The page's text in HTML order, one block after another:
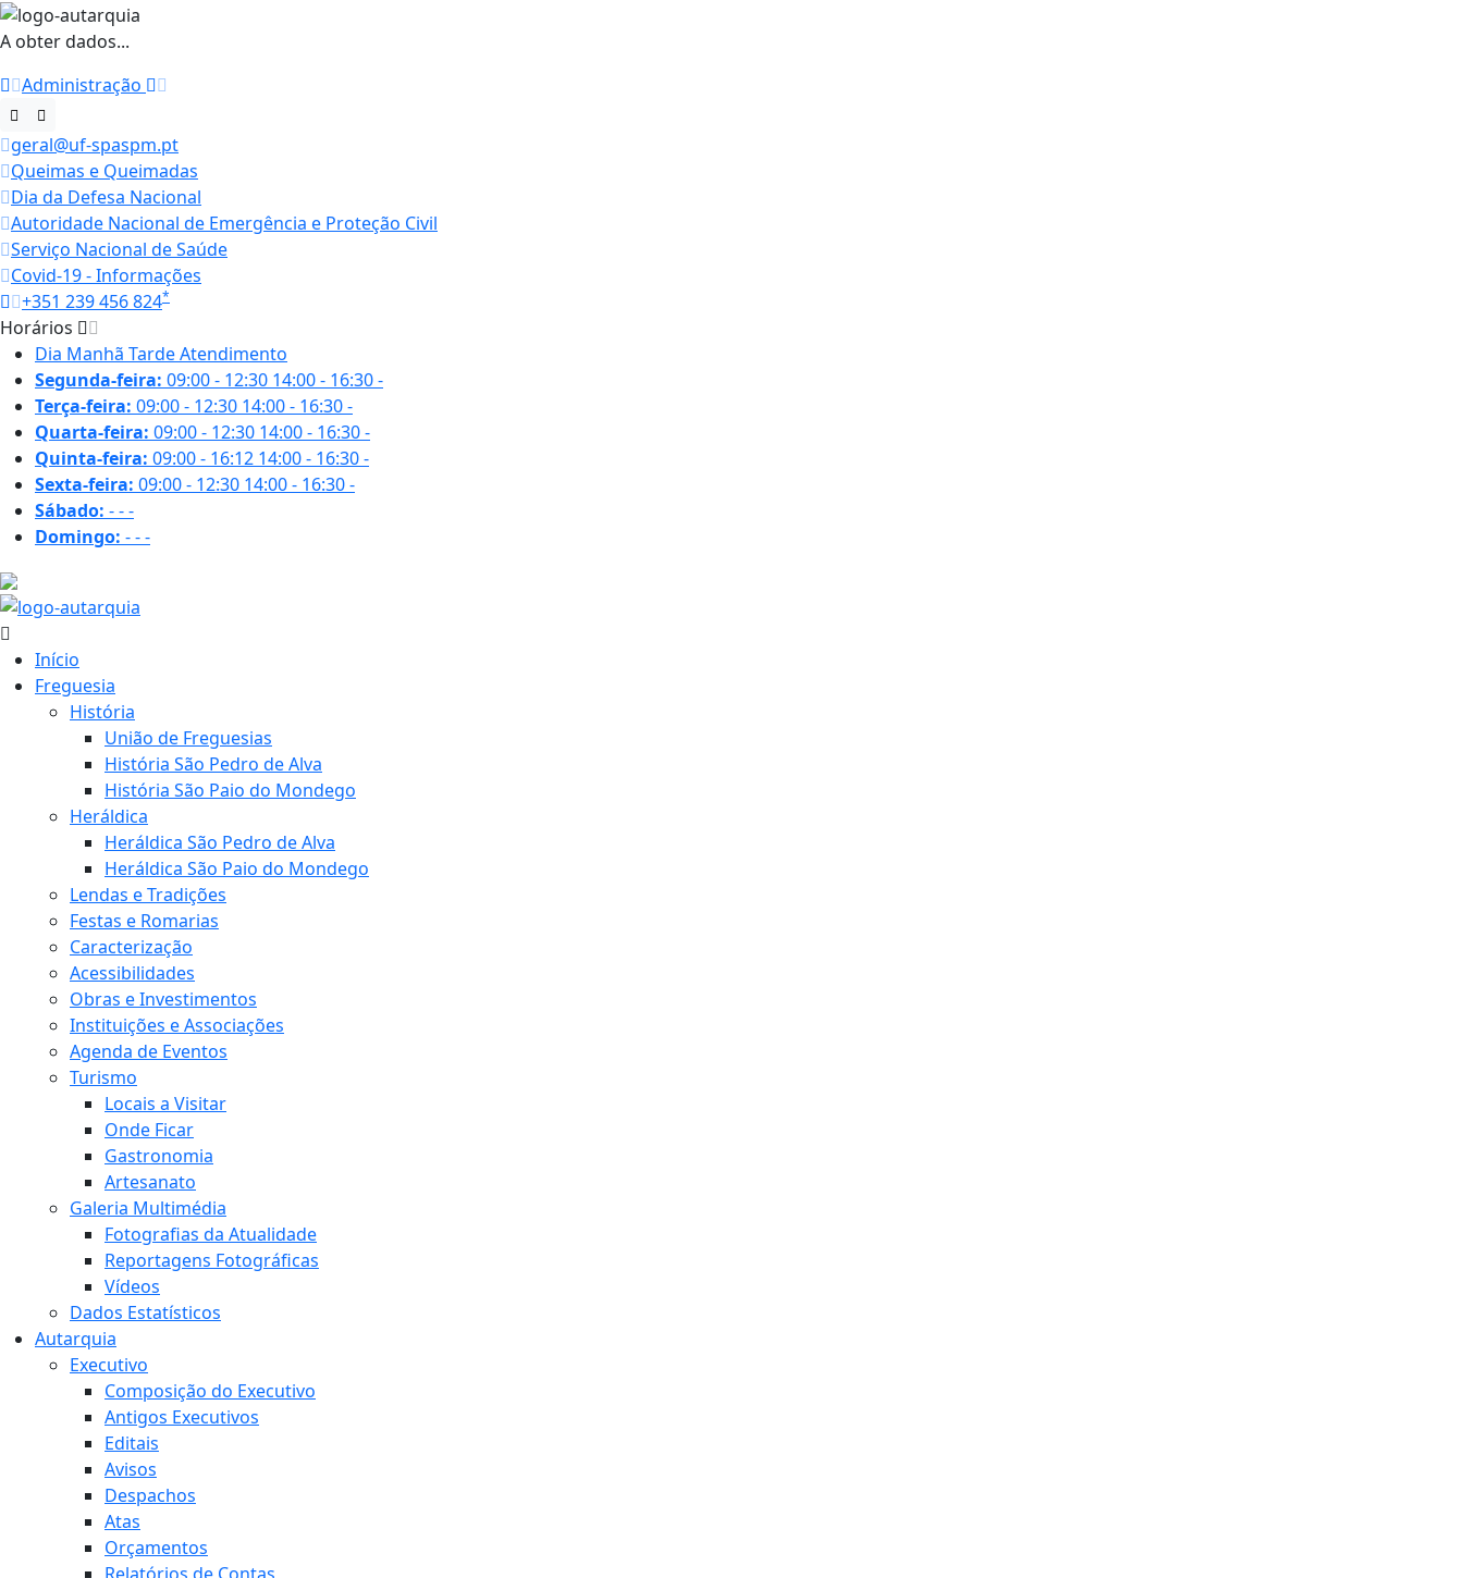
A obter dados...
Administração
geral@uf-spaspm.pt
Queimas e Queimadas
Dia da Defesa Nacional
Autoridade Nacional de Emergência e Proteção Civil
Serviço Nacional de Saúde
Covid-19 - Informações
+351 239 456 824*
Horários
Dia Manhã TardeAtendimento
Segunda-feira: 09:00 - 12:30 14:00 - 16:30-
Terça-feira: 09:00 - 12:30 14:00 - 16:30-
Quarta-feira: 09:00 - 12:30 14:00 - 16:30-
Quinta-feira: 09:00 - 16:12 14:00 - 16:30-
Sexta-feira: 09:00 - 12:30 14:00 - 16:30-
Sábado: ---
Domingo: ---
Início
Freguesia
História
União de Freguesias
História São Pedro de Alva
História São Paio do Mondego
Heráldica
Heráldica São Pedro de Alva
Heráldica São Paio do Mondego
Lendas e Tradições
Festas e Romarias
Caracterização
Acessibilidades
Obras e Investimentos
Instituições e Associações
Agenda de Eventos
Turismo
Locais a Visitar
Onde Ficar
Gastronomia
Artesanato
Galeria Multimédia
Fotografias da Atualidade
Reportagens Fotográficas
Vídeos
Dados Estatísticos
Autarquia
Executivo
Composição do Executivo
Antigos Executivos
Editais
Avisos
Despachos
Atas
Orçamentos